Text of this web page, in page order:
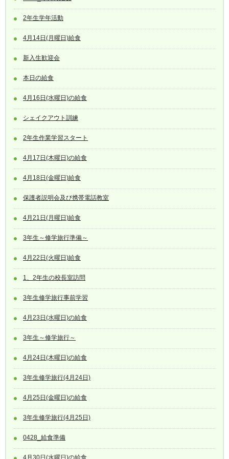
2年生学年活動
4月14日(月曜日)給食
新入生歓迎会
本日の給食
4月16日(水曜日)の給食
シェイクアウト訓練
2年生作業学習スタート
4月17日(木曜日)の給食
4月18日(金曜日)給食
保護者説明会及び携帯電話教室
4月21日(月曜日)給食
3年生～修学旅行準備～
4月22日(火曜日)給食
1、2年生の校長室訪問
3年生修学旅行事前学習
4月23日(水曜日)の給食
3年生～修学旅行～
4月24日(木曜日)の給食
3年生修学旅行(4月24日)
4月25日(金曜日)の給食
3年生修学旅行(4月25日)
0428_給食準備
4月30日(水曜日)の給食